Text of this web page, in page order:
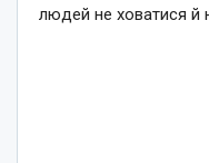
людей не ховатися й